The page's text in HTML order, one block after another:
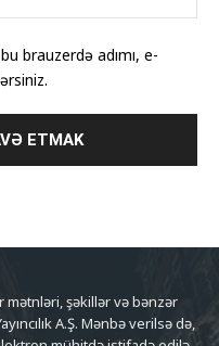
brauzerdə adımı, e-
mətnləri, şəkillər və bənzər
A.Ş. Mənbə verilsə də,